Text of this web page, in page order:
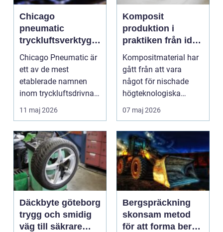
Chicago
pneumatic
tryckluftsverktyg
för krävande
industri
Chicago Pneumatic är
ett av de mest
etablerade namnen
inom tryckluftsdrivna
verktyg för industri,
11 maj 2026
Komposit
produktion i
praktiken från idé
till färdig detalj
Kompositmaterial har
gått från att vara
något för nischade
högteknologiska
branscher till att bli
07 maj 2026
Däckbyte göteborg
trygg och smidig
väg till säkrare
Bergspräckning
skonsam metod
för att forma berg